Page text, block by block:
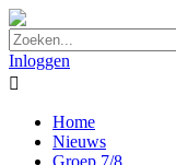
Inloggen

Home
Nieuws
Groep 7/8